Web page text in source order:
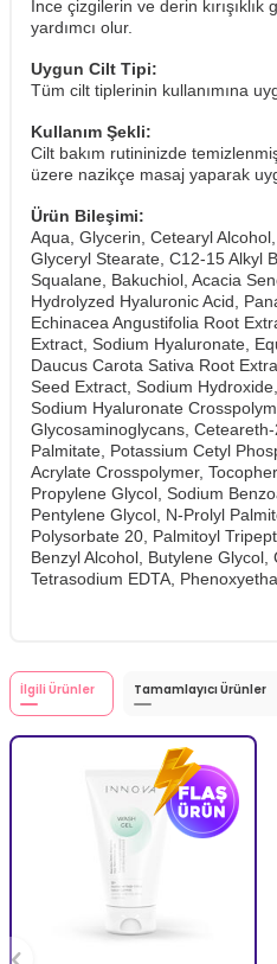
İnce çizgilerin ve derin
yardımcı olur.
Uygun Cilt Tipi:
Tüm cilt tiplerinin kullanımına
Kullanım Şekli:
Cilt bakım rutininizde
üzere nazikçe masaj yaparak
Ürün Bileşimi:
Aqua, Glycerin, Cetearyl
Glyceryl Stearate, C12-15 Alkyl
Squalane, Bakuchiol, Acacia
Hydrolyzed Hyaluronic Acid,
Echinacea Angustifolia Root
Extract, Sodium Hyaluronate,
Daucus Carota Sativa Root
Seed Extract, Sodium
Sodium Hyaluronate
Glycosaminoglycans,
Palmitate, Potassium Cetyl
Acrylate Crosspolymer,
Propylene Glycol, Sodium
Pentylene Glycol, N-Prolyl
Polysorbate 20, Palmitoyl
Benzyl Alcohol, Butylene
Tetrasodium EDTA,
İlgili Ürünler Tamamlayıcı Ürünler